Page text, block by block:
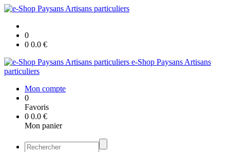
0
0 0.0 €
e-Shop Paysans Artisans
particuliers
Mon compte
0
Favoris
0 0.0 €
Mon panier